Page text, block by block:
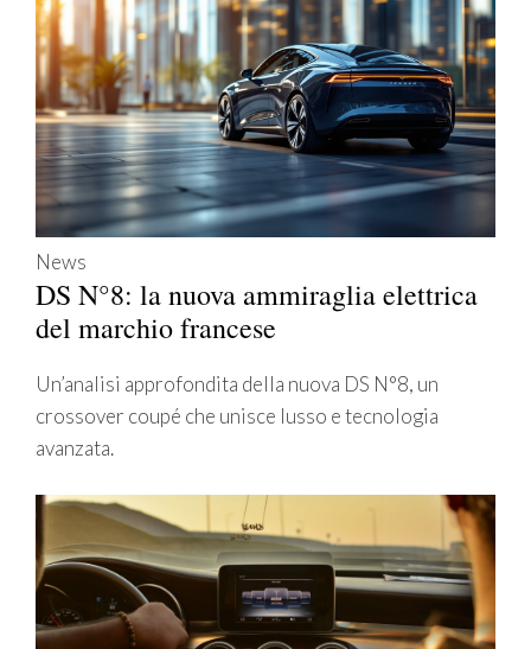
News
DS N°8: la nuova ammiraglia elettrica
del marchio francese
Un’analisi approfondita della nuova DS N°8, un
crossover coupé che unisce lusso e tecnologia
avanzata.